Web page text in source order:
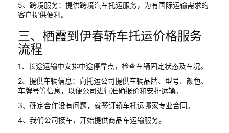
5、跨境服务：提供跨境汽车托运服务，为有国际运输需求的
客户提供便利。
三、栖霞到伊春轿车托运价格服务
流程
1、长途运输中安排中途停靠点，检查车辆固定状态及车况。
2、提供车辆信息：向托运公司提供车辆品牌、型号、颜色、
车牌号等信息，以便公司进行准确报价和安排运输。
3、确定合作没有问题，就签订轿车托运哪家专业合同。
4、我们公司接车，开始提供商品车运输服务。